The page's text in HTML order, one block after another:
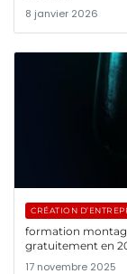
8 janvier 2026
CRÉATION
formation
gratuitement en
17 novembre 2025